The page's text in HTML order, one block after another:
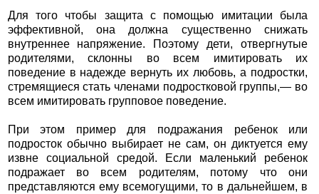
Для того чтобы защита с помощью имитации была
эффективной, она должна существенно снижать
внутреннее напряжение. Поэтому дети, отвергнутые
родителями, склонны во всем имитировать их
поведение в надежде вернуть их любовь, а подростки,
стремящиеся стать членами подростковой группы,— во
всем имитировать групповое поведение.
При этом пример для подражания ребенок или
подросток обычно выбирает не сам, он диктуется ему
извне социальной средой. Если маленький ребенок
подражает во всем родителям, потому что они
представляются ему всемогущими, то в дальнейшем, в